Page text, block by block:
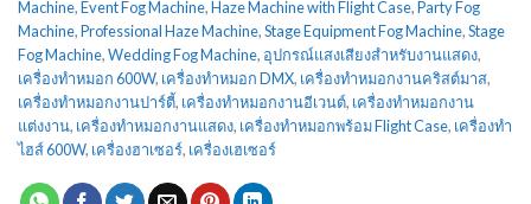
Machine,Event Fog Machine,Haze Machine with Flight Case,Party Fog
Machine,Professional Haze Machine,Stage Equipment Fog Machine,Stage
Fog Machine,Wedding Fog Machine, อุปกรณ์แสงเสียงสำหรับงานแสดง,
เครื่องทำหมอก 600W, เครื่องทำหมอก DMX, เครื่องทำหมอกงานคริสต์มาส,
เครื่องทำหมอกงานปาร์ตี้, เครื่องทำหมอกงานอีเวนต์, เครื่องทำหมอกงาน
แต่งงาน, เครื่องทำหมอกงานแสดง, เครื่องทำหมอกพร้อม Flight Case, เครื่องทำ
ไฮส์ 600W, เครื่องฮาเซอร์, เครื่องเฮเซอร์